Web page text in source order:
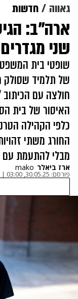
גאווה חדשות
ארה"ב:
שני
שופטי בית המשפט
של תלמיד
חולצה עם
האיסור של בית
כלפי הקהילה
החורג משתי
מבלי להתעמת עם
ארז ביאלר mako
פורסם: 30.05.25, 03:00
|